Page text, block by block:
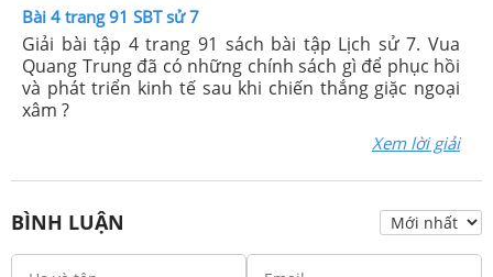
Bài 4 trang 91 SBT sử 7
Giải bài tập 4 trang 91 sách bài tập Lịch sử 7. Vua
Quang Trung đã có những chính sách gì để phục hồi
và phát triển kinh tế sau khi chiến thắng giặc ngoại
xâm ?
Xem lời giải
BÌNH LUẬN